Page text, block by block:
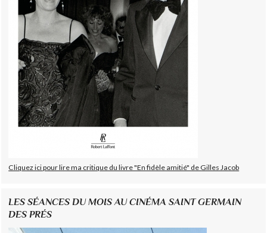
Cliquez ici pour lire ma critique du livre "En fidèle amitié" de Gilles Jacob
LES SÉANCES DU MOIS AU CINÉMA SAINT GERMAIN
DES PRÉS